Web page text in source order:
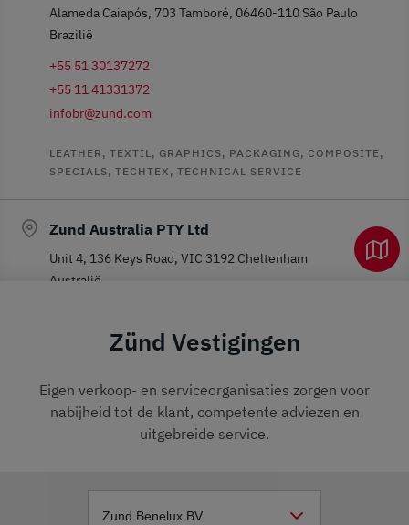
Alameda Caiapós, 703 Tamboré, 06460-110 São Paulo
Brazilië
+55 51 30137272
+55 11 41331372
infobr@zund.com
LEATHER, TEXTIL, GRAPHICS, PACKAGING, COMPOSITE,
SPECIALS, TECHTEX, TECHNICAL SERVICE
Zund Australia PTY Ltd
Unit 4, 136 Keys Road, VIC 3192 Cheltenham
Australië
infoau@zund.com
SPECIALS, TECHTEX, TECHNICAL SERVICE
Zünd Vestigingen
Eigen verkoop- en serviceorganisaties zorgen voor
nabijheid tot de klant, competente adviezen en
uitgebreide service.